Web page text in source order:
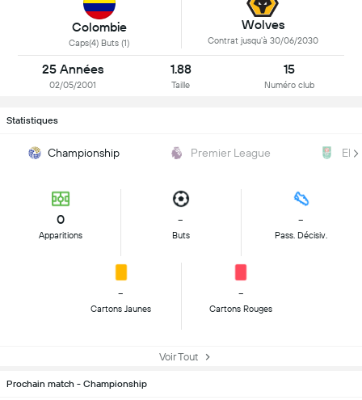
Colombie
Caps(4) Buts (1)
Wolves
Contrat jusqu'à 30/06/2030
25 Années
02/05/2001
1.88
Taille
15
Numéro club
Statistiques
Championship Premier League
0
Apparitions
-
Buts
-
Pass. Décisiv.
-
Cartons Jaunes
-
Cartons Rouges
Voir Tout
Prochain match - Championship